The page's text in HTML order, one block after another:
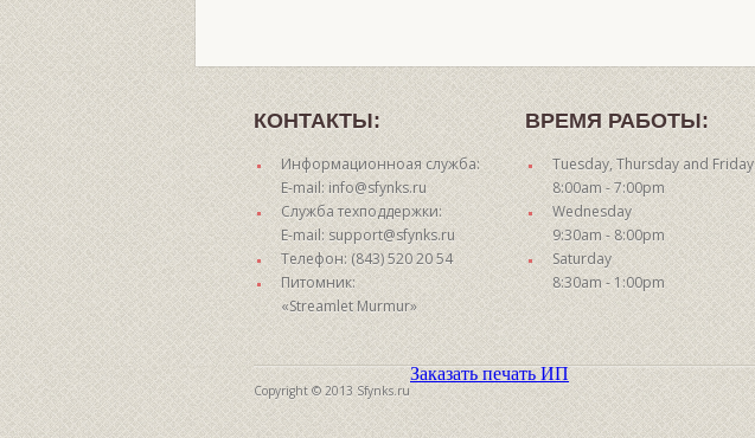
КОНТАКТЫ:
Информационноая служба:
E-mail: info@sfynks.ru
Служба техподдержки:
E-mail: support@sfynks.ru
Телефон: (843) 520 20 54
Питомник:
«Streamlet Murmur»
ВРЕМЯ РАБОТЫ:
Tuesday, Thursday and Friday
8:00am - 7:00pm
Wednesday
9:30am - 8:00pm
Saturday
8:30am - 1:00pm
Copyright © 2013 Sfynks.ru
Заказать печать ИП